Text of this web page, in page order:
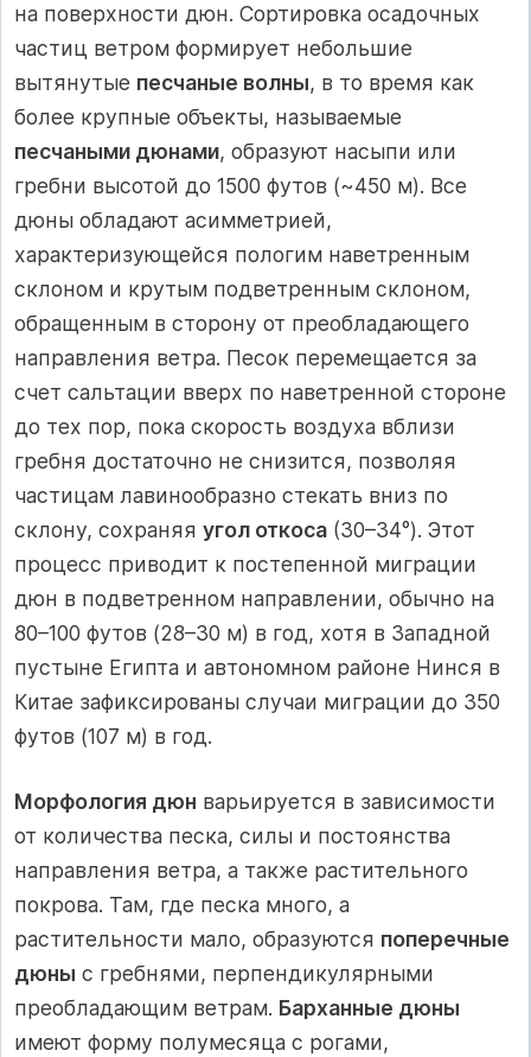
на поверхности дюн. Сортировка осадочных
частиц ветром формирует небольшие
вытянутые песчаные волны, в то время как
более крупные объекты, называемые
песчаными дюнами, образуют насыпи или
гребни высотой до 1500 футов (~450 м). Все
дюны обладают асимметрией,
характеризующейся пологим наветренным
склоном и крутым подветренным склоном,
обращенным в сторону от преобладающего
направления ветра. Песок перемещается за
счет сальтации вверх по наветренной стороне
до тех пор, пока скорость воздуха вблизи
гребня достаточно не снизится, позволяя
частицам лавинообразно стекать вниз по
склону, сохраняя угол откоса (30–34°). Этот
процесс приводит к постепенной миграции
дюн в подветренном направлении, обычно на
80–100 футов (28–30 м) в год, хотя в Западной
пустыне Египта и автономном районе Нинся в
Китае зафиксированы случаи миграции до 350
футов (107 м) в год.
Морфология дюн варьируется в зависимости
от количества песка, силы и постоянства
направления ветра, а также растительного
покрова. Там, где песка много, а
растительности мало, образуются поперечные
дюны с гребнями, перпендикулярными
преобладающим ветрам. Барханные дюны
имеют форму полумесяца с рогами,